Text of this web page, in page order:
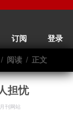
订阅 登录
阅读/ 正文
担忧
刊网站